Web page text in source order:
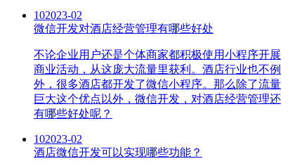
102023-02
微信开发对酒店经营管理有哪些好处
不论企业用户还是个体商家都积极使用小程序开展
商业活动，从这庞大流量里获利。酒店行业也不例
外，很多酒店都开发了微信小程序。那么除了流量
巨大这个优点以外，微信开发，对酒店经营管理还
有哪些好处呢？
102023-02
酒店微信开发可以实现哪些功能？